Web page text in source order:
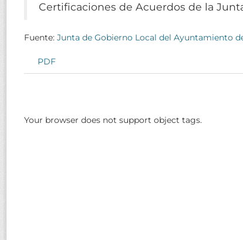
Certificaciones de Acuerdos de la
Fuente: Junta de Gobierno Local del Ayuntamiento
PDF
Your browser does not support object tags.